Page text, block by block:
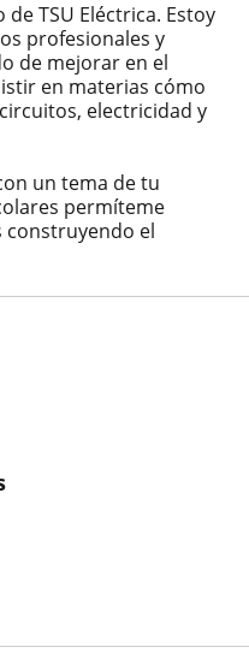
TSU Eléctrica. Estoy
profesionales y
de mejorar en el
en materias cómo
electricidad y
un tema de tu
permíteme
construyendo el